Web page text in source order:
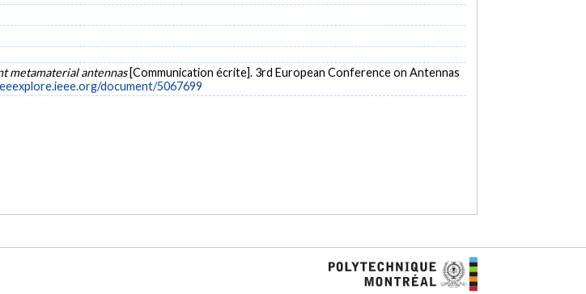
metamaterial antennas [Communication écrite]. 3rd European Conference on Antennas
document/5067699